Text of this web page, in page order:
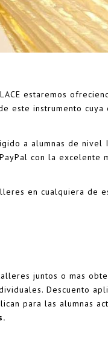
estaremos
este instrumento
a alumnas de nivel
con la excelente
en cualquiera de
juntos o mas
Descuento
para las alumnas